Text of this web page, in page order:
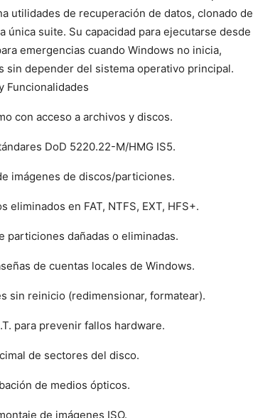
utilidades de recuperación de datos, clonado de
suite. Su capacidad para ejecutarse desde
emergencias cuando Windows no inicia,
depender del sistema operativo principal.
Funcionalidades
con acceso a archivos y discos.
DoD 5220.22-M/HMG IS5.
imágenes de discos/particiones.
en FAT, NTFS, EXT, HFS+.
particiones dañadas o eliminadas.
de cuentas locales de Windows.
sin reinicio (redimensionar, formatear).
para prevenir fallos hardware.
de sectores del disco.
de medios ópticos.
de imágenes ISO.